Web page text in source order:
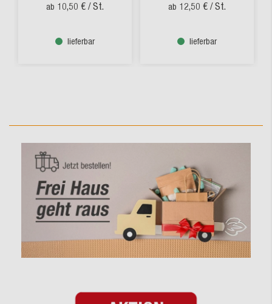
ab 10,50 € / St.
lieferbar
ab 12,50 € / St.
lieferbar